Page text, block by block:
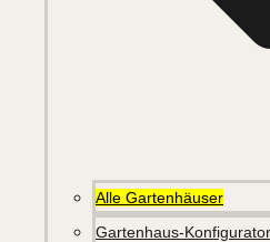
Alle Gartenhäuser
Gartenhaus-Konfigurator